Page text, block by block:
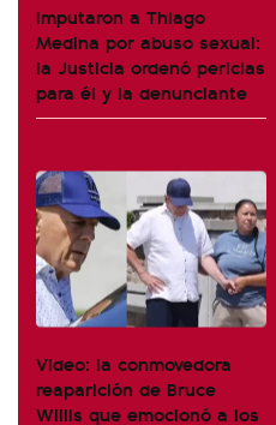
Imputaron a Thiago
Medina por abuso sexual:
la Justicia ordenó pericias
para él y la denunciante
Video: la conmovedora
reaparición de Bruce
Willis que emocionó a los